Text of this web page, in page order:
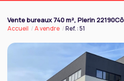
Professionnel
Cession
Vente bureaux 740 m², Plerin
Accueil A vendre Ref. : 51